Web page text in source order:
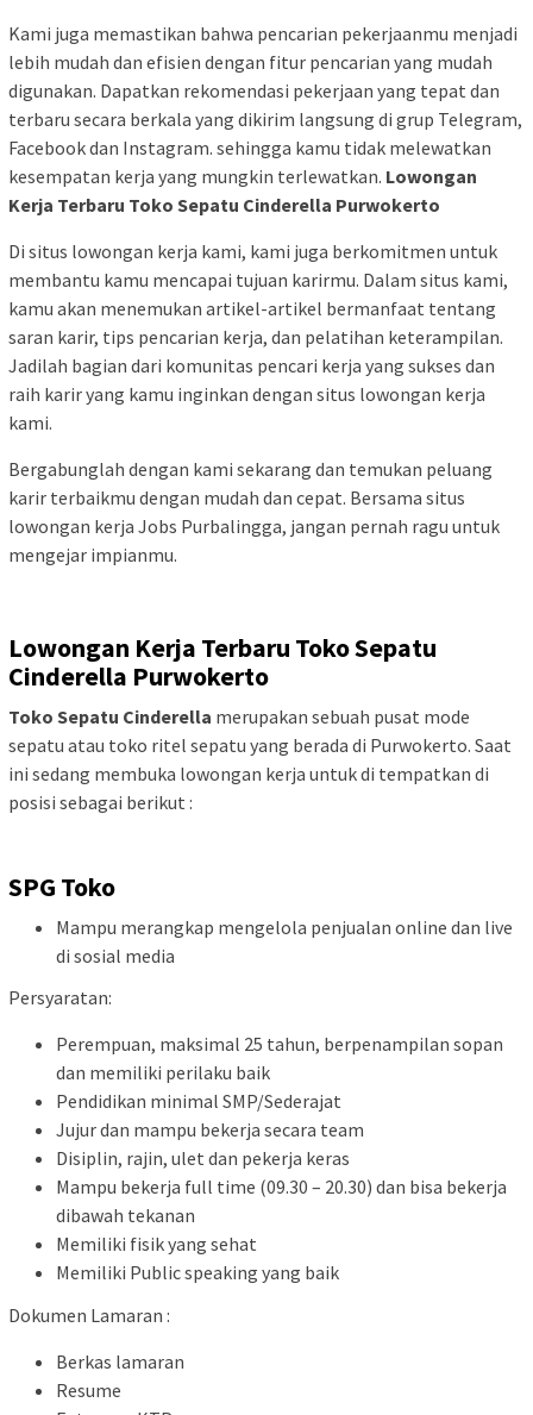
Kami juga memastikan bahwa pencarian pekerjaanmu menjadi
lebih mudah dan efisien dengan fitur pencarian yang mudah
digunakan. Dapatkan rekomendasi pekerjaan yang tepat dan
terbaru secara berkala yang dikirim langsung di grup Telegram,
Facebook dan Instagram. sehingga kamu tidak melewatkan
kesempatan kerja yang mungkin terlewatkan. Lowongan
Kerja Terbaru Toko Sepatu Cinderella Purwokerto
Di situs lowongan kerja kami, kami juga berkomitmen untuk
membantu kamu mencapai tujuan karirmu. Dalam situs kami,
kamu akan menemukan artikel-artikel bermanfaat tentang
saran karir, tips pencarian kerja, dan pelatihan keterampilan.
Jadilah bagian dari komunitas pencari kerja yang sukses dan
raih karir yang kamu inginkan dengan situs lowongan kerja
kami.
Bergabunglah dengan kami sekarang dan temukan peluang
karir terbaikmu dengan mudah dan cepat. Bersama situs
lowongan kerja Jobs Purbalingga, jangan pernah ragu untuk
mengejar impianmu.
Lowongan Kerja Terbaru Toko Sepatu
Cinderella Purwokerto
Toko Sepatu Cinderella merupakan sebuah pusat mode
sepatu atau toko ritel sepatu yang berada di Purwokerto. Saat
ini sedang membuka lowongan kerja untuk di tempatkan di
posisi sebagai berikut :
SPG Toko
Mampu merangkap mengelola penjualan online dan live
di sosial media
Persyaratan:
Perempuan, maksimal 25 tahun, berpenampilan sopan
dan memiliki perilaku baik
Pendidikan minimal SMP/Sederajat
Jujur dan mampu bekerja secara team
Disiplin, rajin, ulet dan pekerja keras
Mampu bekerja full time (09.30 – 20.30) dan bisa bekerja
dibawah tekanan
Memiliki fisik yang sehat
Memiliki Public speaking yang baik
Dokumen Lamaran :
Berkas lamaran
Resume